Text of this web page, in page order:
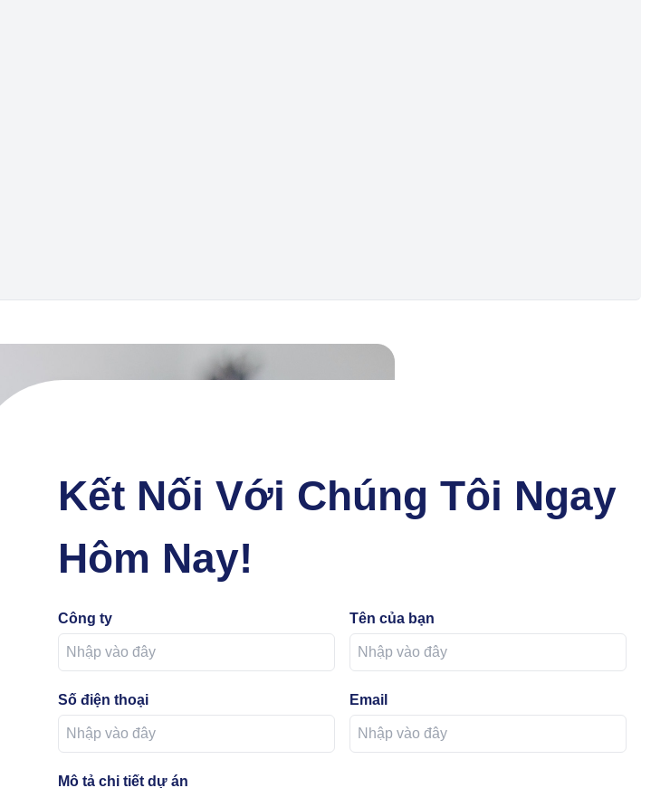
Kết Nối Với Chúng Tôi Ngay
Hôm Nay!
Công ty Tên của bạn
Số điện thoại Email
Mô tả chi tiết dự án